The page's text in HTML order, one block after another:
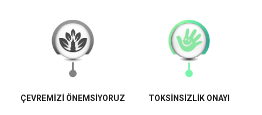
ÇEVREMİZİ ÖNEMSİYORUZ TOKSİNSİZLİK ONAYI